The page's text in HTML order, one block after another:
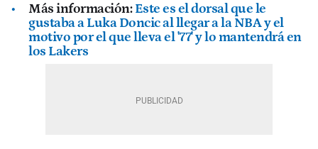
Más información:Este es el dorsal que le
gustaba a Luka Doncic al llegar a la NBA y el
motivo por el que lleva el '77' y lo mantendrá en
los Lakers